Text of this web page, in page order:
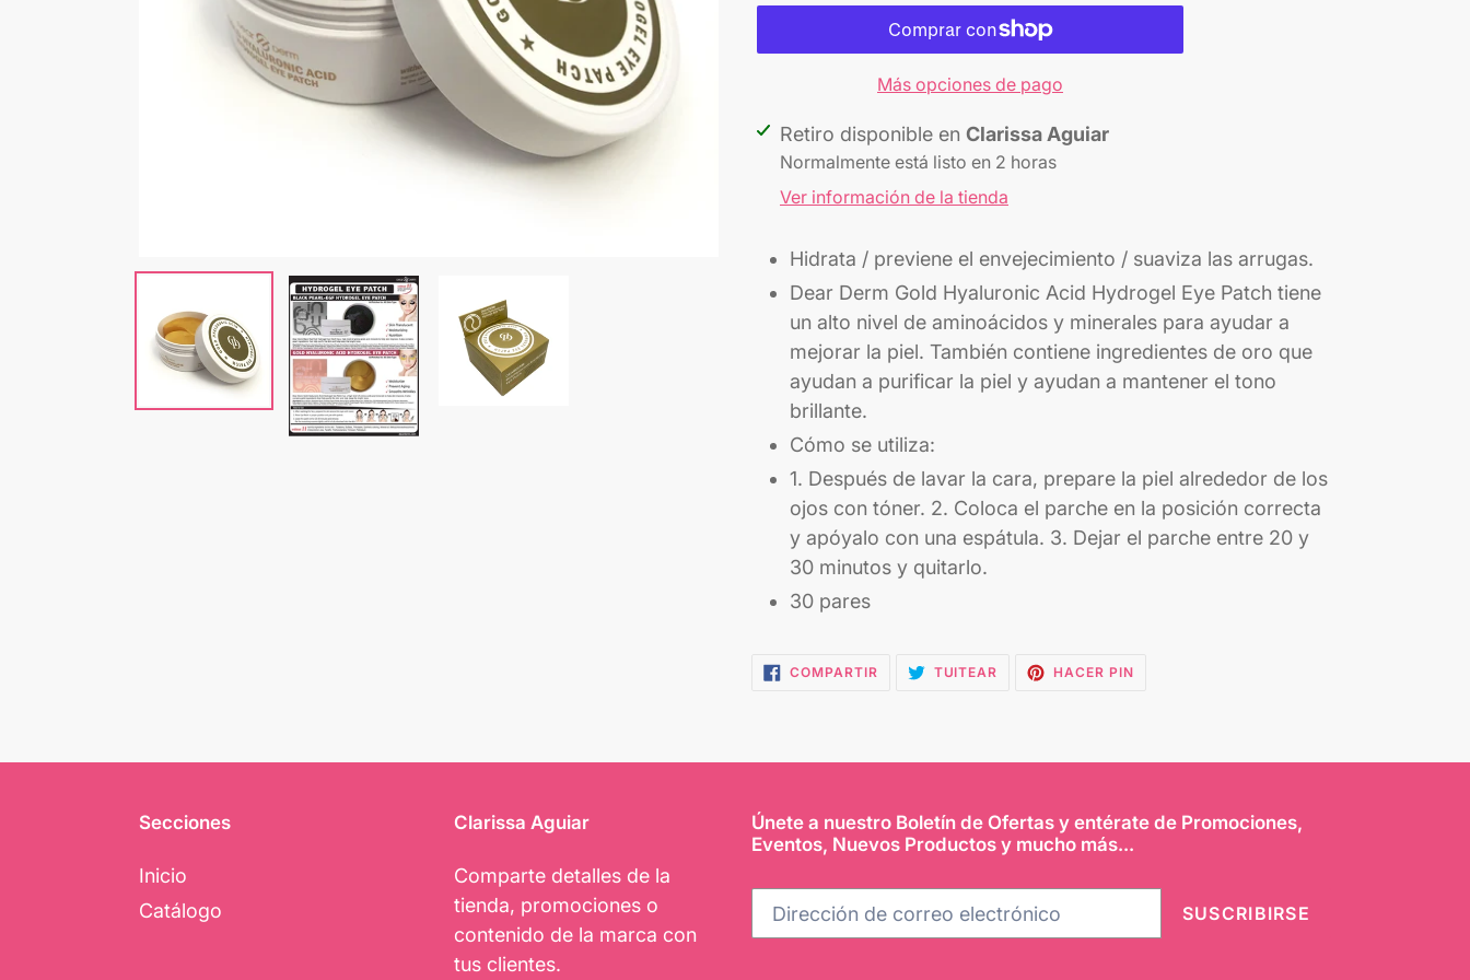
Más opciones de pago
Agregando
producto
carrito
Retiro disponible en Clarissa Aguiar
Normalmente está listo en 2 horas
Ver información de la tienda
Hidrata / previene el envejecimiento / suaviza las arrugas.
Dear Derm Gold Hyaluronic Acid Hydrogel Eye Patch tiene
un alto nivel de aminoácidos y minerales para ayudar a
mejorar la piel. También contiene ingredientes de oro que
ayudan a purificar la piel y ayudan a mantener el tono
brillante.
Cómo se utiliza:
1. Después de lavar la cara, prepare la piel alrededor de los
ojos con tóner. 2. Coloca el parche en la posición correcta
y apóyalo con una espátula. 3. Dejar el parche entre 20 y
30 minutos y quitarlo.
30 pares
COMPARTIRCOMPARTIR
EN
TUITEAR TUITEARHACER PINPINEAR
EN
Secciones
Inicio
Catálogo
Clarissa Aguiar
Comparte detalles de la
tienda, promociones o
contenido de la marca con
tus clientes.
Únete a nuestro Boletín de Ofertas y entérate de Promociones,
Eventos, Nuevos Productos y mucho más...
SUSCRIBIRSE